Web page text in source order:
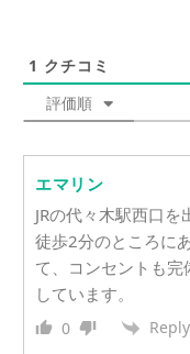
1 クチコミ
評価順
エマリン
JRの代々木駅西口
徒歩2分のところに
て、コンセントも
しています。
0 Reply